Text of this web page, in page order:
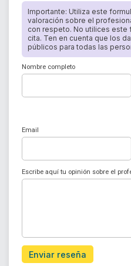
Importante: Utiliza este
valoración sobre el
con respeto. No utilices este
cita. Ten en cuenta que los
públicos para todas las
Nombre completo
Email
Escribe aquí tu opinión sobre el
Enviar reseña